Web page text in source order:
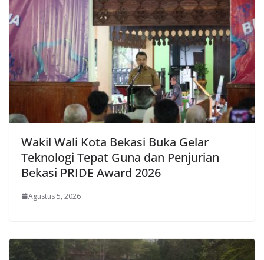
Wakil Wali Kota Bekasi Buka Gelar
Teknologi Tepat Guna dan Penjurian
Bekasi PRIDE Award 2026
Agustus 5, 2026